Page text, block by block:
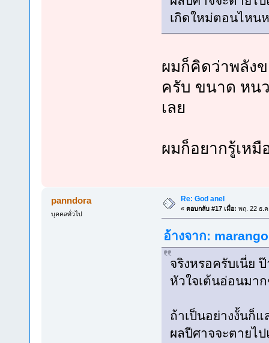
เกิดใหม่ตอนไหน
ผมก็คิดว่าพลัง
ครับ ขนาด หน
เลย
ผมก็อยากรู้เห
panndora
บุคคลทั่วไป
Re: God anel
« ตอบกลับ #17 เมื่อ: พฤ. 22 ธ.ค
อ้างจาก:
จริงหรอครับเนี่ย
หัวใจเต้นอ่อนมา
ถ้าเป็นอย่างงั้นก็
ผลปีศาจจะตายไ